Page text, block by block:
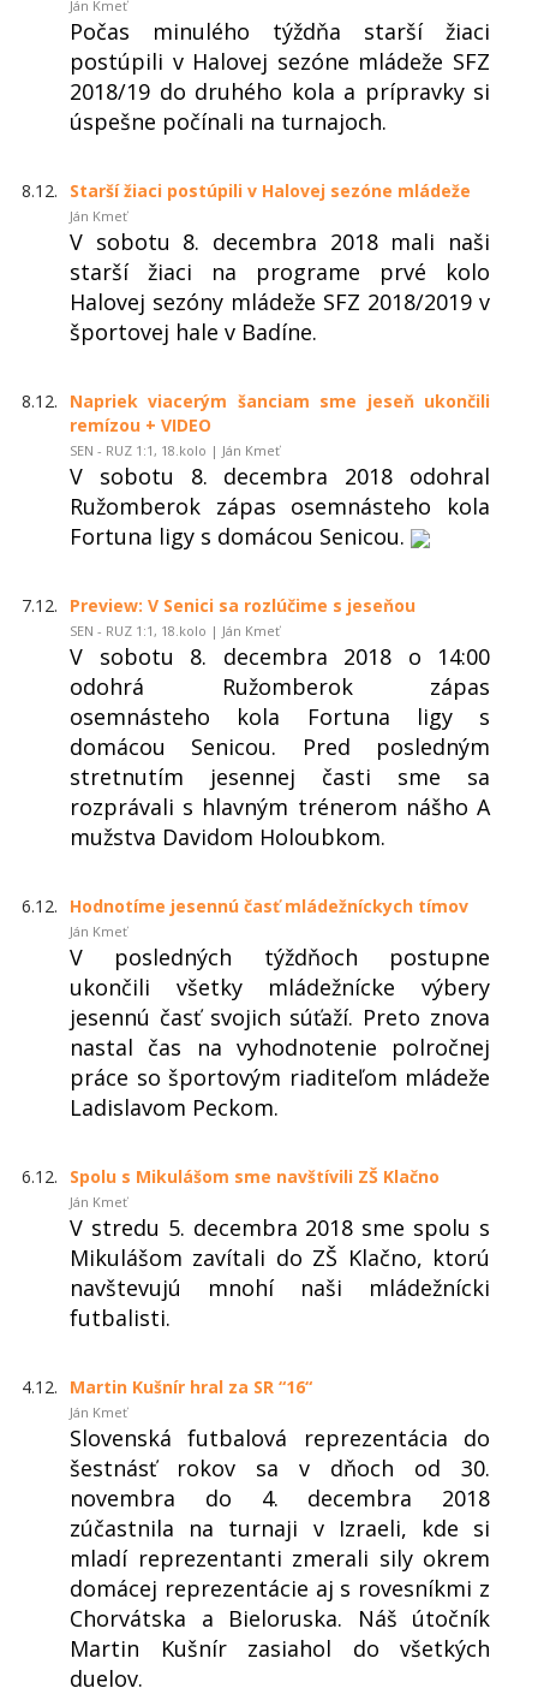
Ján Kmeť
Počas minulého týždňa starší žiaci
postúpili v Halovej sezóne mládeže SFZ
2018/19 do druhého kola a prípravky si
úspešne počínali na turnajoch.
8.12. Starší žiaci postúpili v Halovej sezóne mládeže
Ján Kmeť
V sobotu 8. decembra 2018 mali naši
starší žiaci na programe prvé kolo
Halovej sezóny mládeže SFZ 2018/2019 v
športovej hale v Badíne.
8.12.
Napriek viacerým šanciam sme jeseň ukončili
remízou + VIDEO
SEN - RUZ 1:1, 18.kolo | Ján Kmeť
V sobotu 8. decembra 2018 odohral
Ružomberok zápas osemnásteho kola
Fortuna ligy s domácou Senicou.
7.12. Preview: V Senici sa rozlúčime s jeseňou
SEN - RUZ 1:1, 18.kolo | Ján Kmeť
V sobotu 8. decembra 2018 o 14:00
odohrá Ružomberok zápas
osemnásteho kola Fortuna ligy s
domácou Senicou. Pred posledným
stretnutím jesennej časti sme sa
rozprávali s hlavným trénerom nášho A
mužstva Davidom Holoubkom.
6.12. Hodnotíme jesennú časť mládežníckych tímov
Ján Kmeť
V posledných týždňoch postupne
ukončili všetky mládežnícke výbery
jesennú časť svojich súťaží. Preto znova
nastal čas na vyhodnotenie polročnej
práce so športovým riaditeľom mládeže
Ladislavom Peckom.
6.12. Spolu s Mikulášom sme navštívili ZŠ Klačno
Ján Kmeť
V stredu 5. decembra 2018 sme spolu s
Mikulášom zavítali do ZŠ Klačno, ktorú
navštevujú mnohí naši mládežnícki
futbalisti.
4.12. Martin Kušnír hral za SR “16“
Ján Kmeť
Slovenská futbalová reprezentácia do
šestnásť rokov sa v dňoch od 30.
novembra do 4. decembra 2018
zúčastnila na turnaji v Izraeli, kde si
mladí reprezentanti zmerali sily okrem
domácej reprezentácie aj s rovesníkmi z
Chorvátska a Bieloruska. Náš útočník
Martin Kušnír zasiahol do všetkých
duelov.